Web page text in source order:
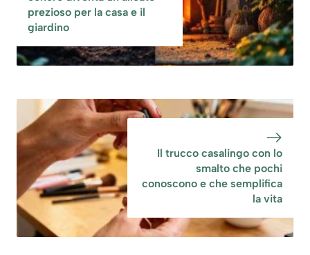
prezioso per la casa e il
giardino
Il trucco casalingo con lo
smalto che pochi
conoscono e che semplifica
la vita